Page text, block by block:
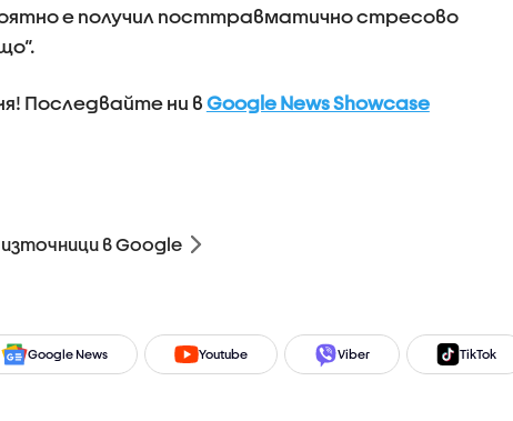
е получил посттравматично стресово
Последвайте ни в Google News Showcase
в Google
Google News Youtube Viber TikTok